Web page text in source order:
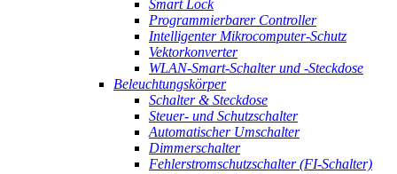
Smart Lock
Programmierbarer Controller
Intelligenter Mikrocomputer-Schutz
Vektorkonverter
WLAN-Smart-Schalter und -Steckdose
Beleuchtungskörper
Schalter & Steckdose
Steuer- und Schutzschalter
Automatischer Umschalter
Dimmerschalter
Fehlerstromschutzschalter (FI-Schalter)